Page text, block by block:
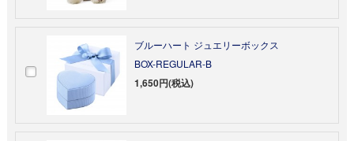
ブルーハート ジュエリーボックス
BOX-REGULAR-B
1,650円(税込)